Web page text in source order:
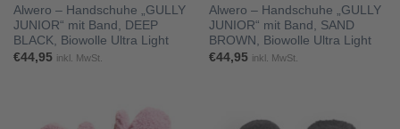
Alwero – Handschuhe „GULLY
JUNIOR“ mit Band, DEEP
BLACK, Biowolle Ultra Light
€44,95 inkl. MwSt.
Alwero – Handschuhe „GULLY
JUNIOR“ mit Band, SAND
BROWN, Biowolle Ultra Light
€44,95 inkl. MwSt.